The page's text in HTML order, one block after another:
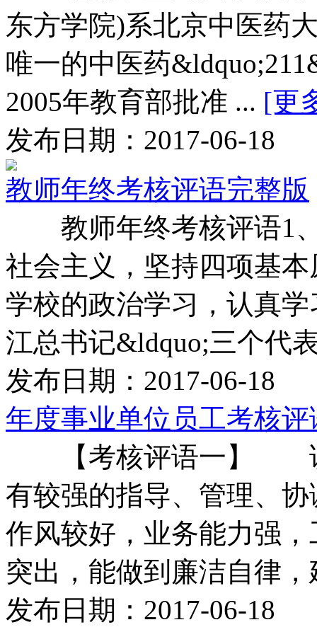
东方学院)系北京中医药
唯一的中医药
2005年教育部批准 ... [更
发布日期：2017-06-18
教师年终考核评语完整版
教师年终考核评语1、
社会主义，坚持四项基
学校的政治学习，认真
江总书记&ldquo;三个代
发布日期：2017-06-18
年度事业单位员工考核评
【考核评语一】 该
有较强的指导、管理、
作风较好，业务能力强
突出，能做到廉洁自律
发布日期：2017-06-18